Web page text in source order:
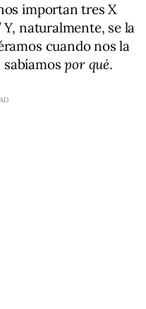
importan tres X
naturalmente, se la
cuando nos la
sabíamospor qué.